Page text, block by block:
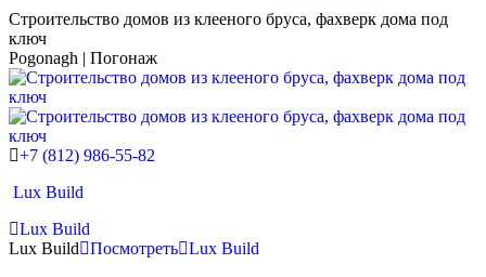
Строительство домов из клееного бруса, фахверк дома под
ключ
Pogonagh | Погонаж
+7 (812) 986-55-82
Lux Build
Lux Build
Lux Build
Посмотреть Lux Build